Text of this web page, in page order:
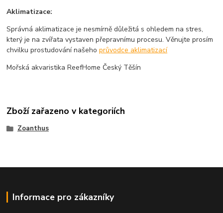
Aklimatizace:
Správná aklimatizace je nesmírně důležitá s ohledem na stres,
který je na zvířata vystaven přepravnímu procesu. Věnujte prosím
chvilku prostudování našehoprůvodce aklimatizací
Mořská akvaristika ReefHome Český Těšín
Zboží zařazeno v kategoriích
Zoanthus
Informace pro zákazníky